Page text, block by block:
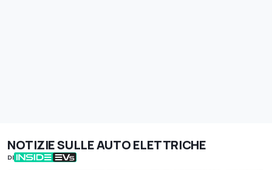
NOTIZIE SULLE AUTO ELETTRICHE
DI